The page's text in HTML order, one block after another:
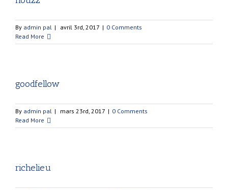
By admin pal | avril 3rd, 2017 | 0 Comments
Read More
goodfellow
By admin pal | mars 23rd, 2017 | 0 Comments
Read More
richelieu